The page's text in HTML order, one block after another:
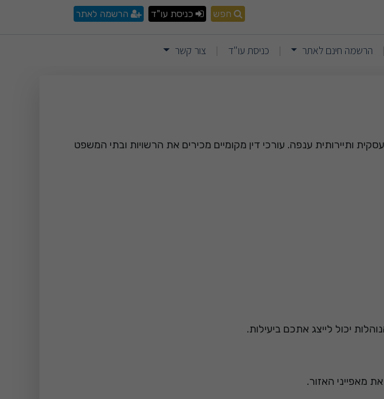
חפש כניסת עו"ד הרשמה לאתר
| הרשמה חינם לאתר | כניסת עו"ד | צור קשר
ותיירותית ענפה. עורכי דין מקומיים מכירים את הרשויות ובתי המשפט
מאפייני האזור.